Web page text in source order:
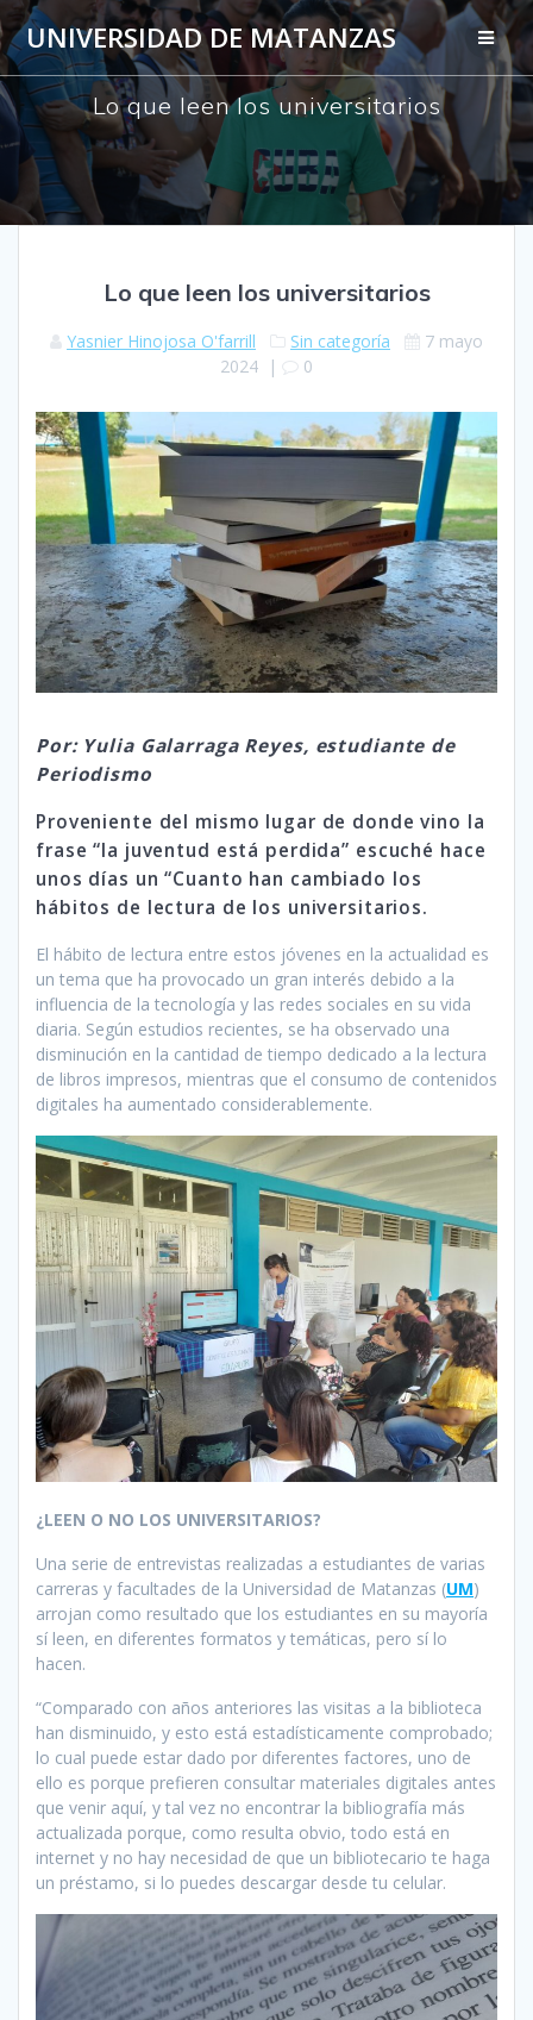
Saltar
al
contenido
UNIVERSIDAD DE MATANZAS
Lo que leen los universitarios
Lo que leen los universitarios
Yasnier Hinojosa O'farrill Sin categoría
7 mayo
2024 | 0
Por: Yulia Galarraga Reyes, estudiante de
Periodismo
Proveniente del mismo lugar de donde vino la
frase “la juventud está perdida” escuché hace
unos días un “Cuanto han cambiado los
hábitos de lectura de los universitarios.
El hábito de lectura entre estos jóvenes en la actualidad es
un tema que ha provocado un gran interés debido a la
influencia de la tecnología y las redes sociales en su vida
diaria. Según estudios recientes, se ha observado una
disminución en la cantidad de tiempo dedicado a la lectura
de libros impresos, mientras que el consumo de contenidos
digitales ha aumentado considerablemente.
¿LEEN O NO LOS UNIVERSITARIOS?
Una serie de entrevistas realizadas a estudiantes de varias
carreras y facultades de la Universidad de Matanzas (UM)
arrojan como resultado que los estudiantes en su mayoría
sí leen, en diferentes formatos y temáticas, pero sí lo
hacen.
“Comparado con años anteriores las visitas a la biblioteca
han disminuido, y esto está estadísticamente comprobado;
lo cual puede estar dado por diferentes factores, uno de
ello es porque prefieren consultar materiales digitales antes
que venir aquí, y tal vez no encontrar la bibliografía más
actualizada porque, como resulta obvio, todo está en
internet y no hay necesidad de que un bibliotecario te haga
un préstamo, si lo puedes descargar desde tu celular.